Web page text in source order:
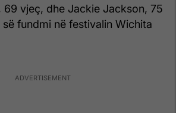
69 vjeç, dhe Jackie Jackson, 75
fundmi në festivalin Wichita